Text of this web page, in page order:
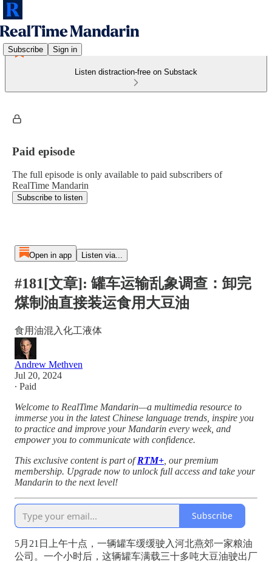
Subscribe Sign in
Listen distraction-free on Substack
Paid episode
The full episode is only available to paid subscribers of
RealTime Mandarin
Subscribe to listen
Open in app Listen via...
#181[文章]: 罐车运输乱象调查：卸完
煤制油直接装运食用大豆油
食用油混入化工液体
Andrew Methven
Jul 20, 2024
∙ Paid
Welcome to RealTime Mandarin—a multimedia resource to
immerse you in the latest Chinese language trends, inspire you
to practice and improve your Mandarin every week, and
empower you to communicate with confidence.
This exclusive content is part ofRTM+ , our premium
membership. Upgrade now to unlock full access and take your
Mandarin to the next level!
Subscribe
5月21日上午十点，一辆罐车缓缓驶入河北燕郊一家粮油
公司。一个小时后，这辆罐车满载三十多吨大豆油驶出厂